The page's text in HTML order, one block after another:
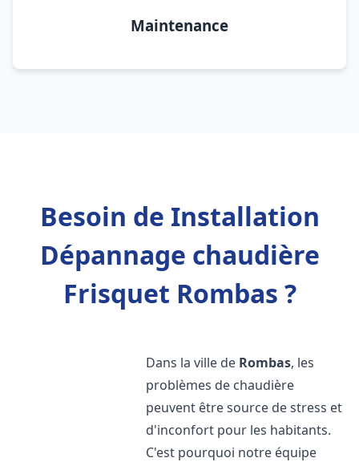
Maintenance
Besoin de Installation
Dépannage chaudière
Frisquet Rombas ?
Dans la ville de Rombas, les
problèmes de chaudière
peuvent être source de stress et
d'inconfort pour les habitants.
C'est pourquoi notre équipe